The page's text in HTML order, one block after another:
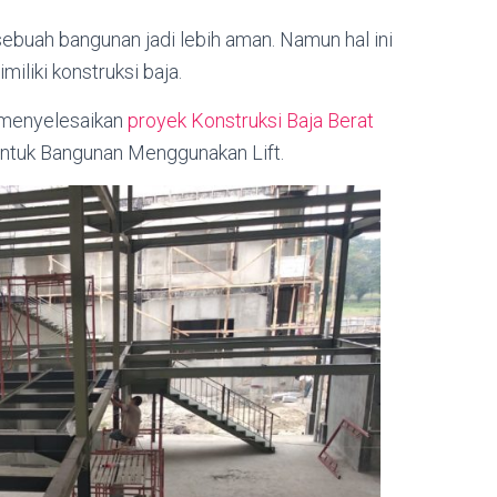
bangunan jadi lebih aman. Namun hal ini
konstruksi baja.
proyek Konstruksi Baja Berat
Bangunan Menggunakan Lift.